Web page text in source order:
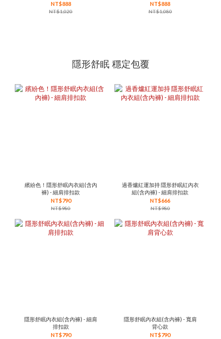
NT$888
NT$1,020
NT$888
NT$1,080
隱形舒眠 穩定包覆
繽紛色！隱形舒眠內衣組(含內
褲) - 細肩排扣款
NT$790
NT$980
過香爐紅運加持 隱形舒眠紅內衣
組(含內褲) - 細肩排扣款
NT$666
NT$980
隱形舒眠內衣組(含內褲) - 細肩
排扣款
NT$790
隱形舒眠內衣組(含內褲) - 寬肩
背心款
NT$790